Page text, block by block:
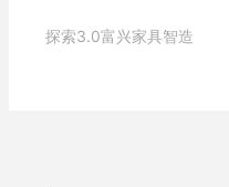
探索3.0富兴家具智造